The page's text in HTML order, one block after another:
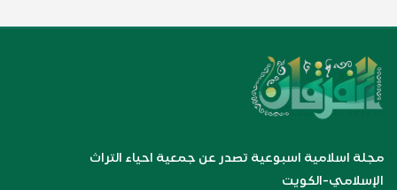
مجلة اسلامية اسبوعية تصدر عن جمعية احياء التراث
الإسلامي-الكويت